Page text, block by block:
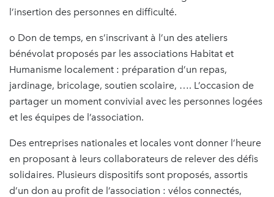
l’insertion des personnes en difficulté.
o Don de temps, en s’inscrivant à l’un des ateliers
bénévolat proposés par les associations Habitat et
Humanisme localement : préparation d’un repas,
jardinage, bricolage, soutien scolaire, …. L’occasion de
partager un moment convivial avec les personnes logées
et les équipes de l’association.
Des entreprises nationales et locales vont donner l’heure
en proposant à leurs collaborateurs de relever des défis
solidaires. Plusieurs dispositifs sont proposés, assortis
d’un don au profit de l’association : vélos connectés,